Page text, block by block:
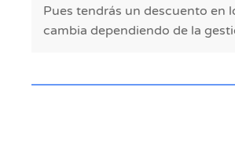
Pues tendrás un descuento en
cambia dependiendo de la